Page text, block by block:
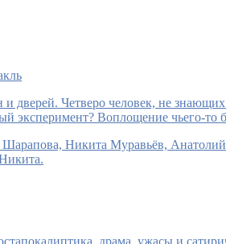
и дверей. Четверо человек, не
эксперимент? Воплощение чьего-
Никита Муравьёв,
драма, ужасы и